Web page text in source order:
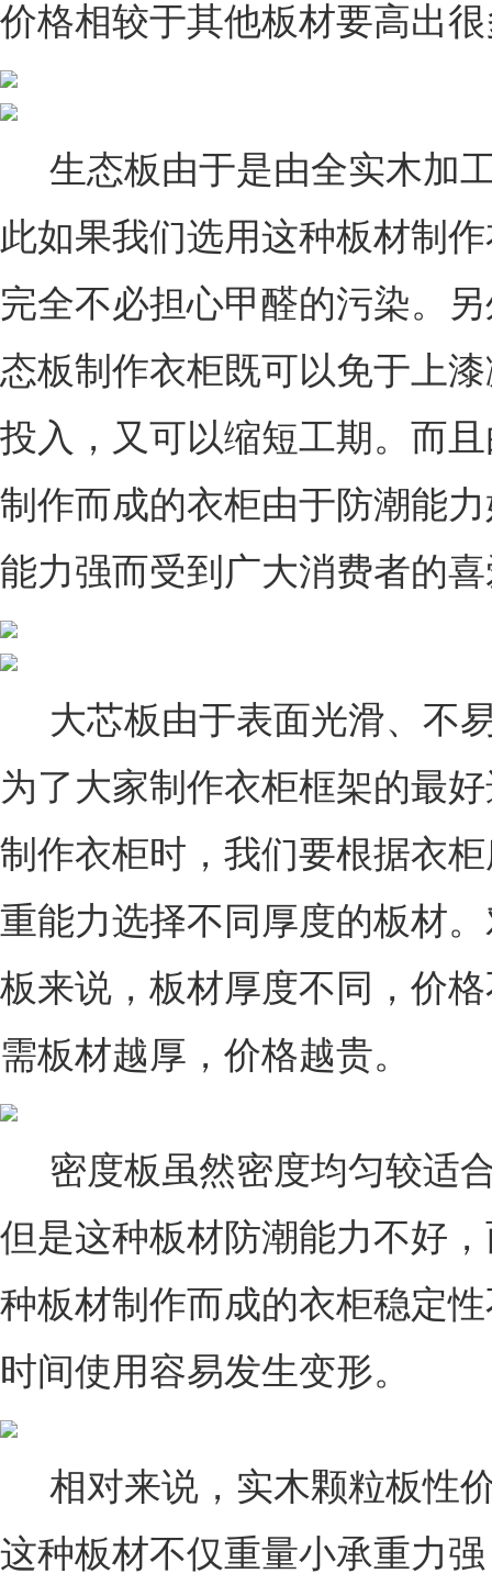
价格相较于其他板材要高出
生态板由于是由全实木加
此如果我们选用这种板材制
完全不必担心甲醛的污染。
态板制作衣柜既可以免于上
投入，又可以缩短工期。而
制作而成的衣柜由于防潮能
能力强而受到广大消费者的
大芯板由于表面光滑、不
为了大家制作衣柜框架的最
制作衣柜时，我们要根据衣
重能力选择不同厚度的板材
板来说，板材厚度不同，价
需板材越厚，价格越贵。
密度板虽然密度均匀较适
但是这种板材防潮能力不好
种板材制作而成的衣柜稳定
时间使用容易发生变形。
相对来说，实木颗粒板性
这种板材不仅重量小承重力